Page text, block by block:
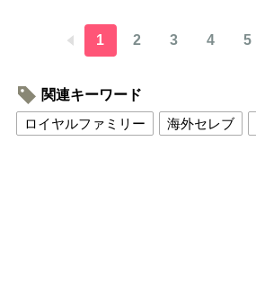
1 2 3 4 5
関連キーワード
ロイヤルファミリー
海外セレブ